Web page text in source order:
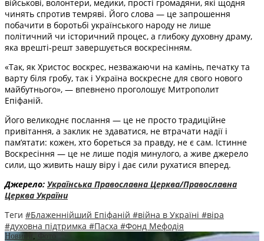
військові, волонтери, медики, прості громадяни, які щодня
чинять спротив темряві. Його слова — це запрошення
побачити в боротьбі українського народу не лише
політичний чи історичний процес, а глибоку духовну драму,
яка врешті-решт завершується воскресінням.
«Так, як Христос воскрес, незважаючи на камінь, печатку та
варту біля гробу, так і Україна воскресне для свого нового
майбутнього», — впевнено проголошує Митрополит
Епіфаній.
Його великоднє послання — це не просто традиційне
привітання, а заклик не здаватися, не втрачати надії і
пам’ятати: кожен, хто бореться за правду, не є сам. Істинне
Воскресіння — це не лише подія минулого, а живе джерело
сили, що живить нашу віру і дає сили рухатися вперед.
Джерело: Українська Православна Церква/Православна
Церква України
Теги #Блаженнійший Епіфаній #війна в Україні #віра
#духовна підтримка #Пасха #Фонд Мефодія
Новини